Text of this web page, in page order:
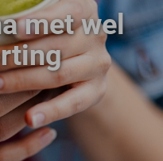
9,4
deals
met wel